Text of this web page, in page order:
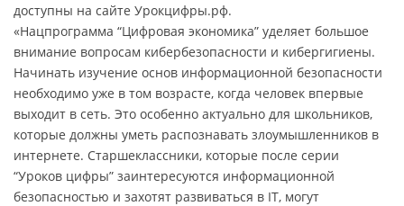
доступны на сайте Урокцифры.рф.
«Нацпрограмма “Цифровая экономика” уделяет большое
внимание вопросам кибербезопасности и кибергигиены.
Начинать изучение основ информационной безопасности
необходимо уже в том возрасте, когда человек впервые
выходит в cеть. Это особенно актуально для школьников,
которые должны уметь распознавать злоумышленников в
интернете. Старшеклассники, которые после серии
“Уроков цифры” заинтересуются информационной
безопасностью и захотят развиваться в IT, могут